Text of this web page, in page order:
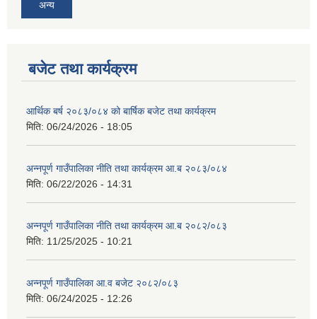
अन्य
बजेट तथा कार्यक्रम
आर्थिक बर्ष २०८३/०८४ को बार्षिक बजेट तथा कार्यक्रम
मिति: 06/24/2026 - 18:05
अन्नपूर्ण गाउँपालिका नीति तथा कार्यक्रम आ.ब २०८३/०८४
मिति: 06/22/2026 - 14:31
अन्नपूर्ण गाउँपालिका नीति तथा कार्यक्रम आ.ब २०८२/०८३
मिति: 11/25/2025 - 10:21
अन्नपूर्ण गाउँपालिका आ.व बजेट २०८२/०८३
मिति: 06/24/2025 - 12:26